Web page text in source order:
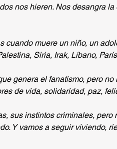
nos hieren. Nos desangra
cuando muere un niño, un
Siria, Irak, Líbano,
genera el fanatismo, pero
de vida, solidaridad, paz,
sus instintos criminales,
Y vamos a seguir viviendo,